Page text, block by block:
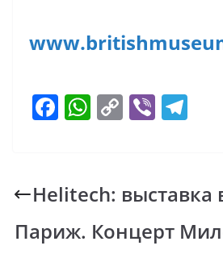
F
b
o
o
W
s
A
p
C
y
Li
n
Vi
gr
a
m
Helitech: выставка
Париж. Концерт